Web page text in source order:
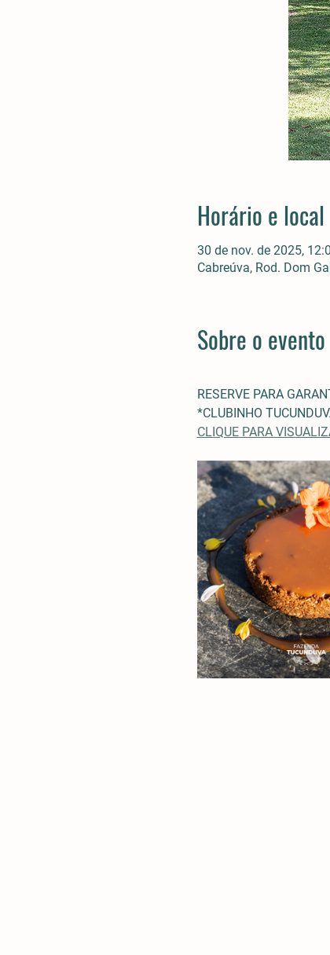
Horário e local
30 de nov. de 2025,
Cabreúva, Rod. Dom
Sobre o evento
RESERVE PARA
*CLUBINHO
CLIQUE PARA